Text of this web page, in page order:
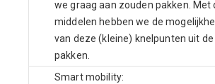
we graag aan zouden pakken. Met
middelen hebben we de
van deze (kleine) knelpunten uit
pakken.
Smart mobility: